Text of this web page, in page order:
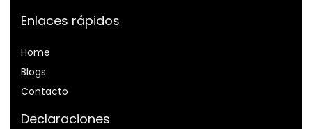
Enlaces rápidos
Home
Blogs
Contacto
Declaraciones